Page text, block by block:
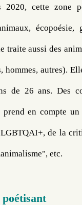
2020, cette zone
écopoésie,
traite aussi des
hommes, autres).
de 26 ans. Des
en compte
de la
etc.